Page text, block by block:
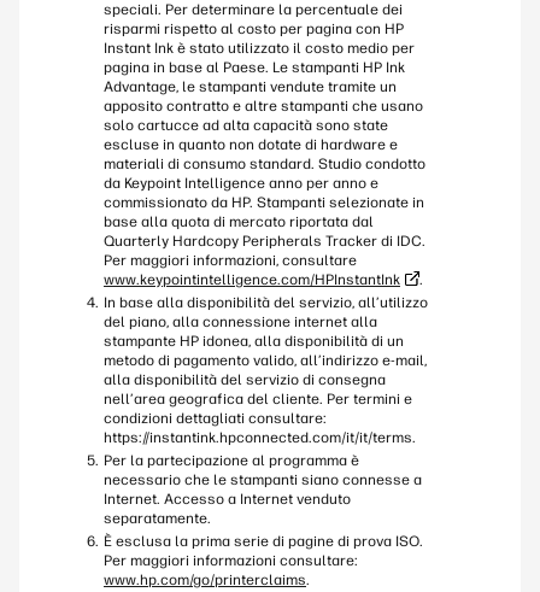
speciali. Per determinare la percentuale dei
risparmi rispetto al costo per pagina con HP
Instant Ink è stato utilizzato il costo medio per
pagina in base al Paese. Le stampanti HP Ink
Advantage, le stampanti vendute tramite un
apposito contratto e altre stampanti che usano
solo cartucce ad alta capacità sono state
escluse in quanto non dotate di hardware e
materiali di consumo standard. Studio condotto
da Keypoint Intelligence anno per anno e
commissionato da HP. Stampanti selezionate in
base alla quota di mercato riportata dal
Quarterly Hardcopy Peripherals Tracker di IDC.
Per maggiori informazioni, consultare
www.keypointintelligence.com/HPInstantInk
.
In base alla disponibilità del servizio, all’utilizzo
del piano, alla connessione internet alla
stampante HP idonea, alla disponibilità di un
metodo di pagamento valido, all’indirizzo e-mail,
alla disponibilità del servizio di consegna
nell’area geografica del cliente. Per termini e
condizioni dettagliati consultare:
https://instantink.hpconnected.com/it/it/terms.
Per la partecipazione al programma è
necessario che le stampanti siano connesse a
Internet. Accesso a Internet venduto
separatamente.
È esclusa la prima serie di pagine di prova ISO.
Per maggiori informazioni consultare:
www.hp.com/go/printerclaims.